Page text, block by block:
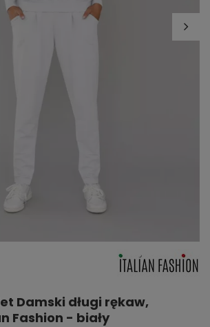
Damski długi rękaw,
Fashion - biały